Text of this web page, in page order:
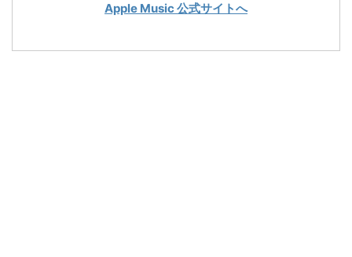
Apple Music 公式サイトへ